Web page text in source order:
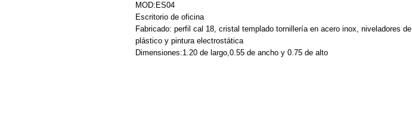
MOD:ES04
Escritorio de oficina
Fabricado: perfil cal 18, cristal templado tornillería en acero inox, niveladores de
plástico y pintura electrostática
Dimensiones:1.20 de largo,0.55 de ancho y 0.75 de alto